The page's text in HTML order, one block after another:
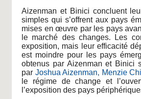
Aizenman et Binici concluent
simples qui s’offrent aux pays
mises en œuvre par les pays
le marché des changes. Les
exposition, mais leur efficacité
est moindre pour les pays
obtenus par Aizenman et Binici
par Joshua Aizenman, Menzie
le régime de change et
l’exposition des pays